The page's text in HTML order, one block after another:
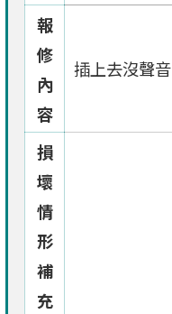
報
修
內
容
插上去沒聲音
損
壞
情
形
補
充